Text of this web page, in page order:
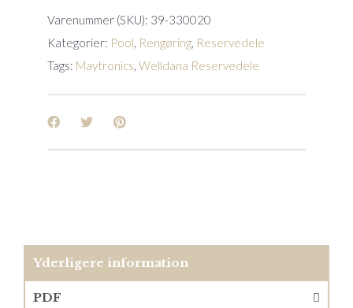
Varenummer (SKU): 39-330020
Kategorier: Pool, Rengøring, Reservedele
Tags: Maytronics, Welldana Reservedele
Yderligere information
PDF